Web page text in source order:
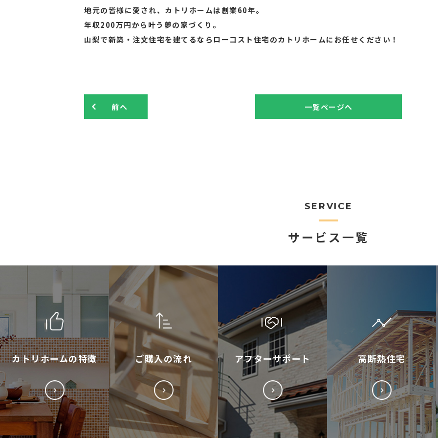
地元の皆様に愛され、カトリホームは創業60年。
年収200万円から叶う夢の家づくり。
山梨で新築・注文住宅を建てるならローコスト住宅のカトリホームにお任せください！
前へ 一覧ページへ
SERVICE
サービス一覧
カトリホームの特徴 ご購入の流れ アフターサポート 高断熱住宅